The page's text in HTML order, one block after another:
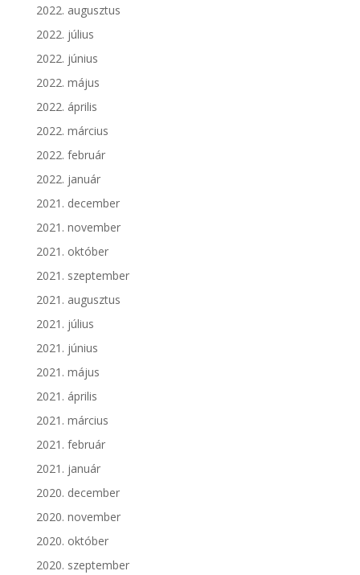
2022. augusztus
2022. július
2022. június
2022. május
2022. április
2022. március
2022. február
2022. január
2021. december
2021. november
2021. október
2021. szeptember
2021. augusztus
2021. július
2021. június
2021. május
2021. április
2021. március
2021. február
2021. január
2020. december
2020. november
2020. október
2020. szeptember